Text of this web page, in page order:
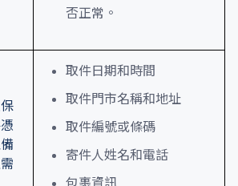
否正常。
取件日期和時間
取件門市名稱和地址
取件編號或條碼
寄件人姓名和電話
包裹資訊